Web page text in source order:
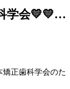
学会💛💛…
矯正歯科学会のた